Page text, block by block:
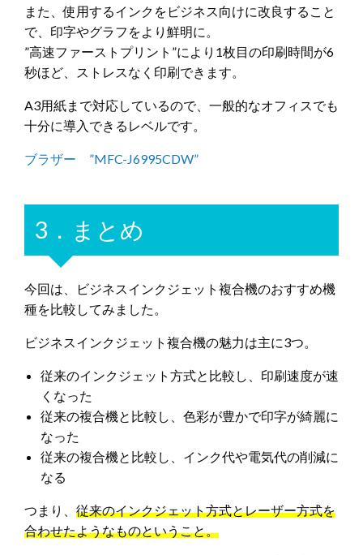
また、使用するインクをビジネス向けに改良すること
で、印字やグラフをより鮮明に。
”高速ファーストプリント”により1枚目の印刷時間が6
秒ほど、ストレスなく印刷できます。
A3用紙まで対応しているので、一般的なオフィスでも
十分に導入できるレベルです。
ブラザー ”MFC-J6995CDW”
3．まとめ
今回は、ビジネスインクジェット複合機のおすすめ機
種を比較してみました。
ビジネスインクジェット複合機の魅力は主に3つ。
従来のインクジェット方式と比較し、印刷速度が速
くなった
従来の複合機と比較し、色彩が豊かで印字が綺麗に
なった
従来の複合機と比較し、インク代や電気代の削減に
なる
つまり、 従来のインクジェット方式とレーザー方式を
合わせたようなものということ。